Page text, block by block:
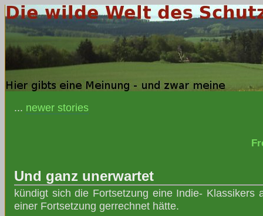
... newer stories
Und ganz unerwartet
kündigt sich die Fortsetzung eine Indie- Klassikers
einer Fortsetzung gerrechnet hätte.